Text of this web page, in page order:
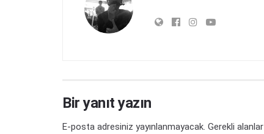
Bir yanıt yazın
E-posta adresiniz yayınlanmayacak. Gerekli alanlar